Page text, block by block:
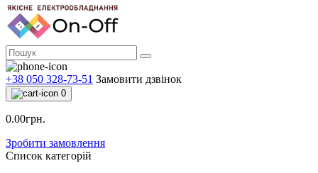
+38 050 328-73-51 Замовити дзвінок
0
0.00грн.
Зробити замовлення
Список категорій